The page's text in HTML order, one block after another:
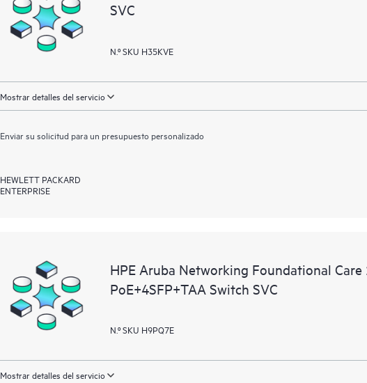
SVC
N.º SKU H35KVE
Mostrar detalles del servicio
Enviar su solicitud para un presupuesto personalizado
HEWLETT PACKARD
ENTERPRISE
HPE Aruba Networking Foundational Care
PoE+4SFP+TAA Switch SVC
N.º SKU H9PQ7E
Mostrar detalles del servicio